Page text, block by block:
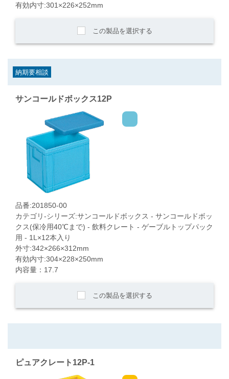
有効内寸:301×226×252mm
この製品を選択する
納期要相談
サンコールドボックス12P
品番:201850-00
カテゴリ-シリーズ:サンコールドボックス - サンコールドボッ
クス(保冷用40℃まで) - 飲料クレート - ゲーブルトップパック
用 - 1L×12本入り
外寸:342×266×312mm
有効内寸:304×228×250mm
内容量：17.7
この製品を選択する
ピュアクレート12P-1